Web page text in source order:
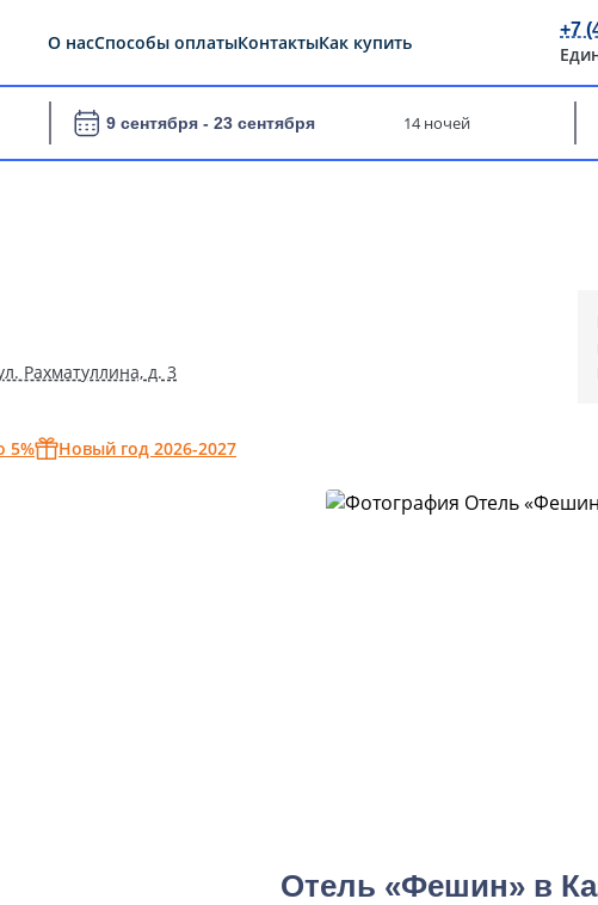
О насСпособы оплатыКонтактыКак купить
+7
9 сентября - 23 сентября 14 ночей
Рахматуллина, д. 3
5% Новый год 2026-2027
Отель «Фешин» в